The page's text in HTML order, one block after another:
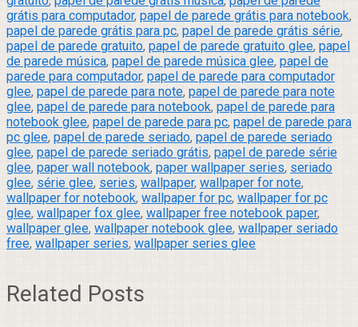
grátis para computador, papel de parede grátis para notebook,
papel de parede grátis para pc, papel de parede grátis série,
papel de parede gratuito, papel de parede gratuito glee, papel
de parede música, papel de parede música glee, papel de
parede para computador, papel de parede para computador
glee, papel de parede para note, papel de parede para note
glee, papel de parede para notebook, papel de parede para
notebook glee, papel de parede para pc, papel de parede para
pc glee, papel de parede seriado, papel de parede seriado
glee, papel de parede seriado grátis, papel de parede série
glee, paper wall notebook, paper wallpaper series, seriado
glee, série glee, series, wallpaper, wallpaper for note,
wallpaper for notebook, wallpaper for pc, wallpaper for pc
glee, wallpaper fox glee, wallpaper free notebook paper,
wallpaper glee, wallpaper notebook glee, wallpaper seriado
free, wallpaper series, wallpaper series glee
Related Posts